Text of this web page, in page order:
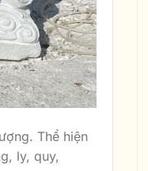
Thể hiện
ly, quy,